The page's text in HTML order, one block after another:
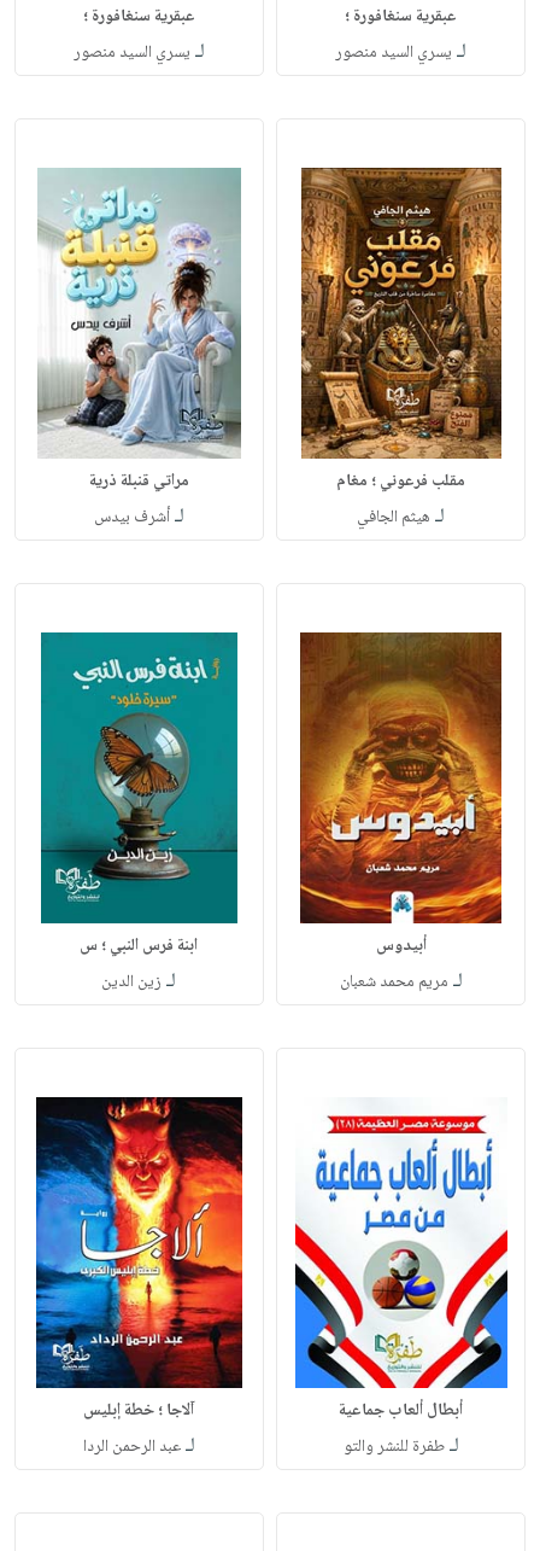
عبقرية سنغافورة ؛
لـ يسري السيد منصور
عبقرية سنغافورة ؛
لـ يسري السيد منصور
مقلب فرعوني ؛ مغام
لـ هيثم الجافي
مراتي قنبلة ذرية
لـأشرف بيدس
أبيدوس
لـ مريم محمد شعبان
ابنة فرس النبي ؛ س
لـ زين الدين
أبطال ألعاب جماعية
لـطفرة للنشر والتو
آلاجا ؛ خطة إبليس
لـعبد الرحمن الردا